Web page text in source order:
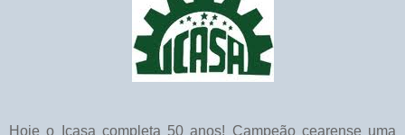
Hoje o Icasa completa 50 anos! Campeão cearense uma